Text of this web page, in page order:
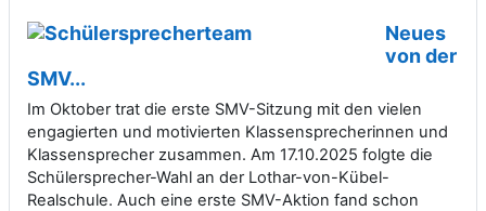
Neues
von der
SMV...
Im Oktober trat die erste SMV-Sitzung mit den vielen
engagierten und motivierten Klassensprecherinnen und
Klassensprecher zusammen. Am 17.10.2025 folgte die
Schülersprecher-Wahl an der Lothar-von-Kübel-
Realschule. Auch eine erste SMV-Aktion fand schon